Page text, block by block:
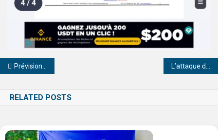
Prévisions METTELSAT de ce vendredi 18 avril 2025:Kinshasa et plusieurs autres villes sous orage et pluies isolées
RELATED POSTS